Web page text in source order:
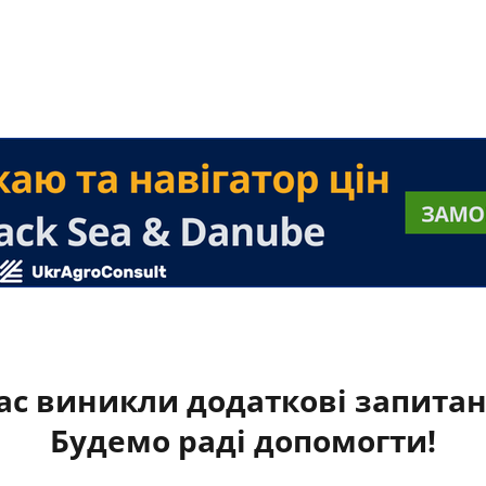
виникли додаткові
Будемо раді допомогти!